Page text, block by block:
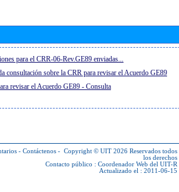
para el CRR-06-Rev.GE89 enviadas...
consultación sobre la CRR para revisar el Acuerdo GE89
revisar el Acuerdo GE89 - Consulta
- Contáctenos - Copyright © UIT 2026 Reservados todos
los derechos
Contacto público : Coordenador Web del UIT-R
Actualizado el : 2011-06-15